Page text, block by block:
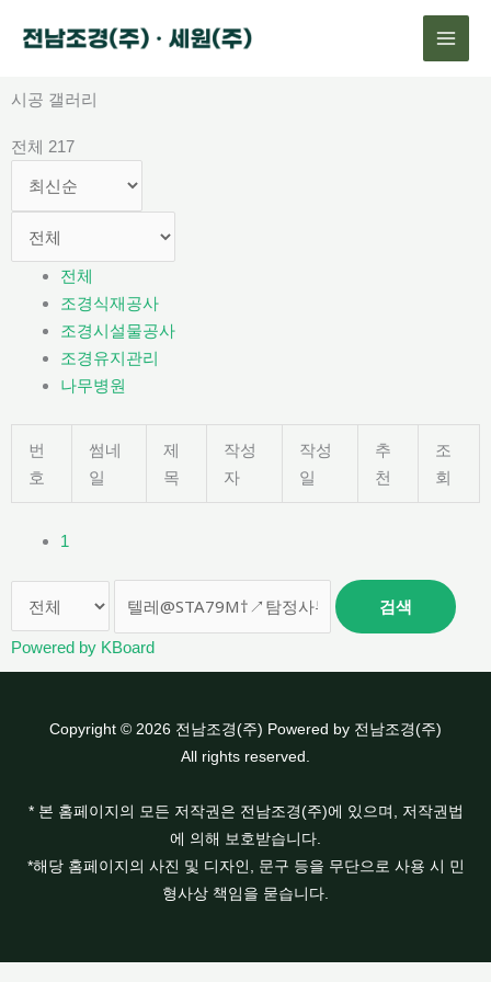
로
너
시공 갤러리
전체 217
전체
조경식재공사
조경시설물공사
조경유지관리
나무병원
번
호
썸네
일
제
목
작성
자
작성
일
추
천
조
회
1
검색
Powered by KBoard
Copyright © 2026 전남조경(주) Powered by 전남조경(주)
All rights reserved.
* 본 홈페이지의 모든 저작권은 전남조경(주)에 있으며, 저작권법
에 의해 보호받습니다.
*해당 홈페이지의 사진 및 디자인, 문구 등을 무단으로 사용 시 민
형사상 책임을 묻습니다.